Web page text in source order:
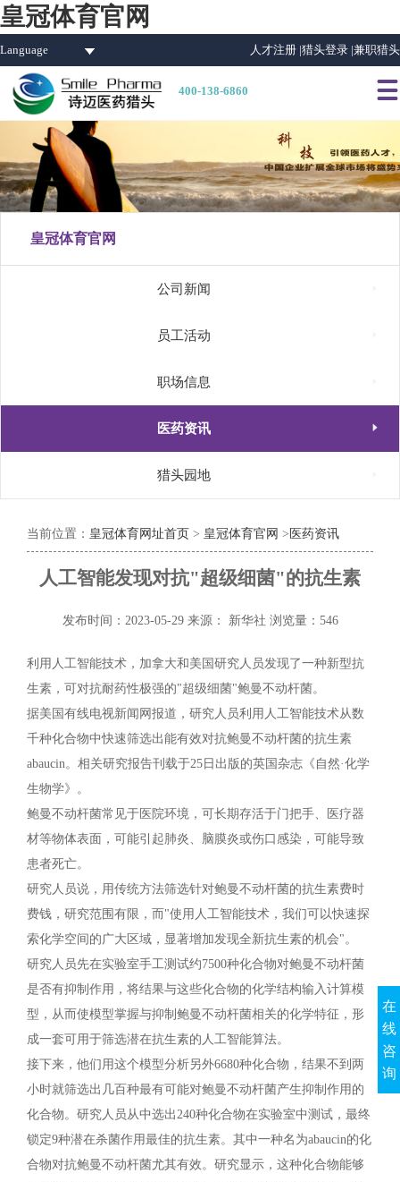
皇冠体育官网
Language 人才注册 |猎头登录 |兼职猎头
400-138-6860 
皇冠体育官网
公司新闻
员工活动
职场信息
医药资讯 
猎头园地
当前位置： 皇冠体育网址首页 > 皇冠体育官网 > 医药资讯
人工智能发现对抗"超级细菌"的抗生素
发布时间：2023-05-29 来源： 新华社 浏览量：546
利用人工智能技术，加拿大和美国研究人员发现了一种新型抗
生素，可对抗耐药性极强的"超级细菌"鲍曼不动杆菌。
据美国有线电视新闻网报道，研究人员利用人工智能技术从数
千种化合物中快速筛选出能有效对抗鲍曼不动杆菌的抗生素
abaucin。相关研究报告刊载于25日出版的英国杂志《自然·化学
生物学》。
鲍曼不动杆菌常见于医院环境，可长期存活于门把手、医疗器
材等物体表面，可能引起肺炎、脑膜炎或伤口感染，可能导致
患者死亡。
研究人员说，用传统方法筛选针对鲍曼不动杆菌的抗生素费时
费钱，研究范围有限，而"使用人工智能技术，我们可以快速探
索化学空间的广大区域，显著增加发现全新抗生素的机会"。
研究人员先在实验室手工测试约7500种化合物对鲍曼不动杆菌
是否有抑制作用，将结果与这些化合物的化学结构输入计算模
型，从而使模型掌握与抑制鲍曼不动杆菌相关的化学特征，形
成一套可用于筛选潜在抗生素的人工智能算法。
接下来，他们用这个模型分析另外6680种化合物，结果不到两
小时就筛选出几百种最有可能对鲍曼不动杆菌产生抑制作用的
化合物。研究人员从中选出240种化合物在实验室中测试，最终
锁定9种潜在杀菌作用最佳的抗生素。其中一种名为abaucin的化
合物对抗鲍曼不动杆菌尤其有效。研究显示，这种化合物能够
在
线
咨
询